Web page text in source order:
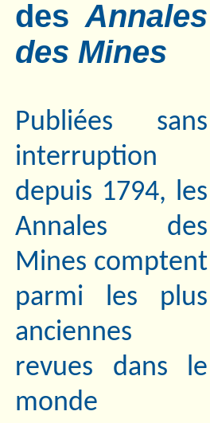
des Annales
des Mines
Publiées sans
interruption
depuis 1794, les
Annales des
Mines comptent
parmi les plus
anciennes
revues dans le
monde